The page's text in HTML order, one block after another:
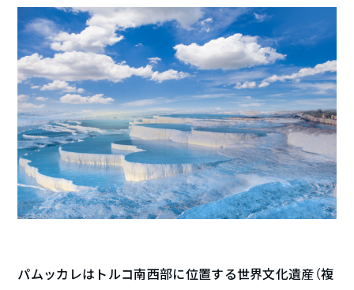
パムッカレはトルコ南西部に位置する世界文化遺産（複